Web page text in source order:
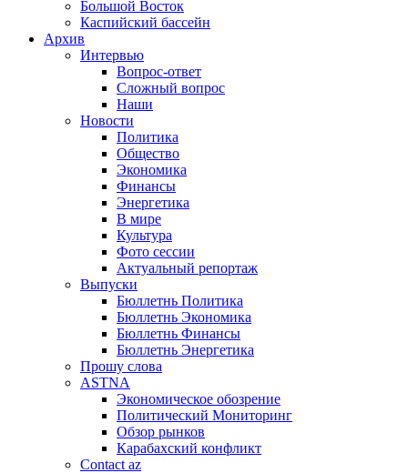
Большой Восток
Каспийский бассейн
Архив
Интервью
Вопрос-ответ
Сложный вопрос
Наши
Новости
Политика
Общество
Экономика
Финансы
Энергетика
В мире
Культура
Фото сессии
Актуальный репортаж
Выпуски
Бюллетнь Политика
Бюллетнь Экономика
Бюллетнь Финансы
Бюллетнь Энергетика
Прошу слова
ASTNA
Экономическое обозрение
Политический Мониторинг
Обзор рынков
Карабахский конфликт
Contact az